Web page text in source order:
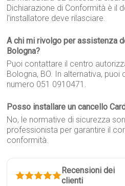
Dichiarazione di Conformità è il
l'installatore deve rilasciare.
A chi mi rivolgo per assistenza
Bologna?
Puoi contattare il centro
Bologna, BO. In alternativa,
numero 051 0910471.
Posso installare un cancello
No, le normative di sicurezza
professionista per garantire il
conformità.
Recensioni dei
clienti